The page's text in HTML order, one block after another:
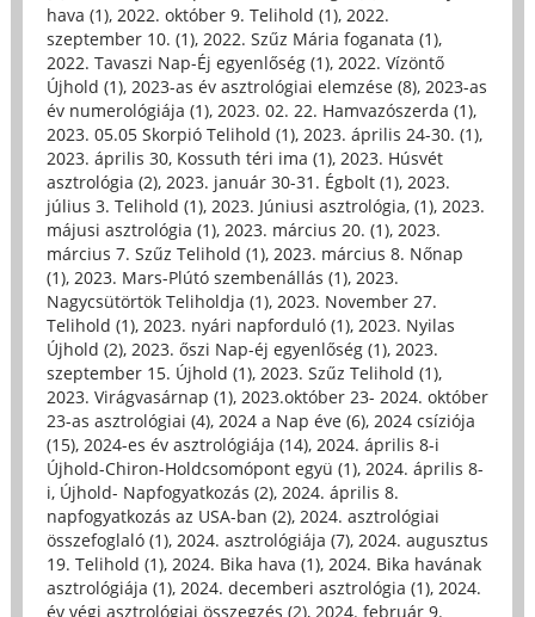
hava (1), 2022. október 9. Telihold (1), 2022.
szeptember 10. (1), 2022. Szűz Mária foganata (1),
2022. Tavaszi Nap-Éj egyenlőség (1), 2022. Vízöntő
Újhold (1), 2023-as év asztrológiai elemzése (8), 2023-as
év numerológiája (1), 2023. 02. 22. Hamvazószerda (1),
2023. 05.05 Skorpió Telihold (1), 2023. április 24-30. (1),
2023. április 30, Kossuth téri ima (1), 2023. Húsvét
asztrológia (2), 2023. január 30-31. Égbolt (1), 2023.
július 3. Telihold (1), 2023. Júniusi asztrológia, (1), 2023.
májusi asztrológia (1), 2023. március 20. (1), 2023.
március 7. Szűz Telihold (1), 2023. március 8. Nőnap
(1), 2023. Mars-Plútó szembenállás (1), 2023.
Nagycsütörtök Teliholdja (1), 2023. November 27.
Telihold (1), 2023. nyári napforduló (1), 2023. Nyilas
Újhold (2), 2023. őszi Nap-éj egyenlőség (1), 2023.
szeptember 15. Újhold (1), 2023. Szűz Telihold (1),
2023. Virágvasárnap (1), 2023.október 23- 2024. október
23-as asztrológiai (4), 2024 a Nap éve (6), 2024 csíziója
(15), 2024-es év asztrológiája (14), 2024. április 8-i
Újhold-Chiron-Holdcsomópont együ (1), 2024. április 8-
i, Újhold- Napfogyatkozás (2), 2024. április 8.
napfogyatkozás az USA-ban (2), 2024. asztrológiai
összefoglaló (1), 2024. asztrológiája (7), 2024. augusztus
19. Telihold (1), 2024. Bika hava (1), 2024. Bika havának
asztrológiája (1), 2024. decemberi asztrológia (1), 2024.
év végi asztrológiai összegzés (2), 2024. február 9.